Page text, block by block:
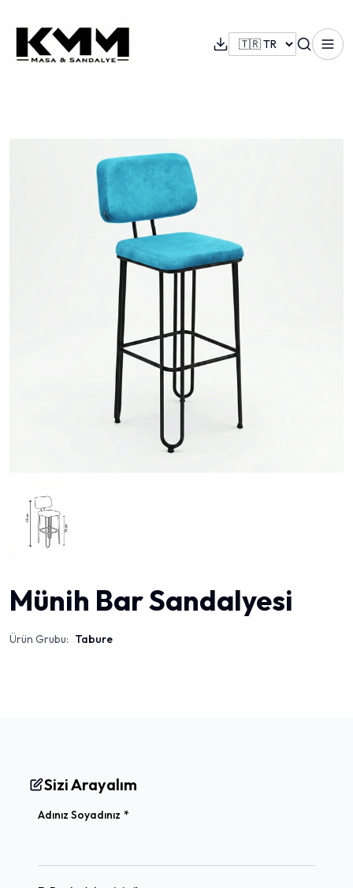
Münih Bar Sandalyesi
Ürün Grubu: Tabure
Sizi Arayalım
Adınız Soyadınız *